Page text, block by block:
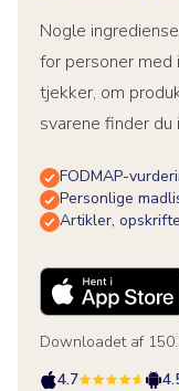
Nogle
for personer med
tjekker, om
svarene finder du
FODMAP-
Personlige
Artikler,
Downloadet af
4.7